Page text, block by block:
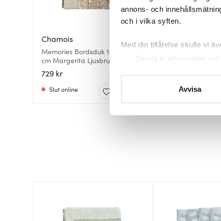
annons- och
och i vilka syften.
Med din tillåtelse skulle vi
Samla in information
eller dra tillbaka ditt
Avvisa
Chamois
Memories Bordsduk 150x230
cm Margerita Ljusbrun
729 kr
Slut online
Chamois
Margerita Bordsduk
cm Margerita Ljusbrun
Slut online